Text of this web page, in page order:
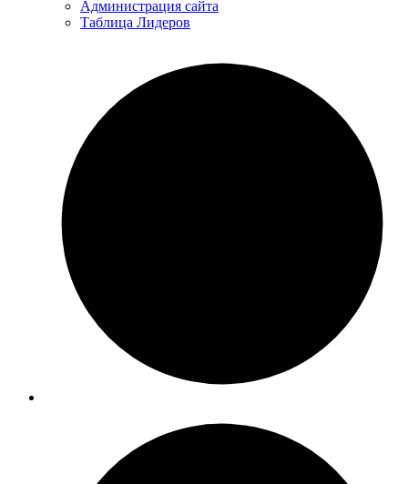
Администрация сайта
Таблица Лидеров